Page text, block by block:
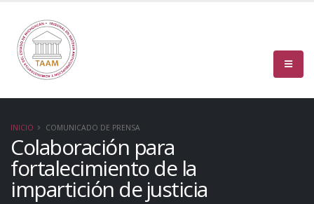
INICIO COMUNICADO DE PRENSA
Colaboración para
fortalecimiento de la
impartición de justicia